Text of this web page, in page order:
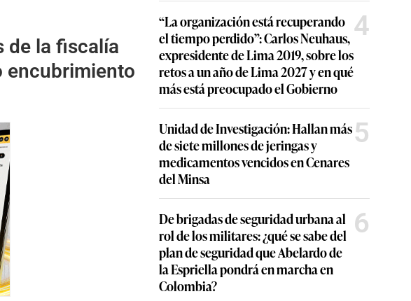
de la fiscalía
encubrimiento
“La organización está recuperando
el tiempo perdido”: Carlos Neuhaus,
expresidente de Lima 2019, sobre los
retos a un año de Lima 2027 y en qué
más está preocupado el Gobierno
4
Unidad de Investigación: Hallan más
de siete millones de jeringas y
medicamentos vencidos en Cenares
del Minsa
5
De brigadas de seguridad urbana al
rol de los militares: ¿qué se sabe del
plan de seguridad que Abelardo de
la Espriella pondrá en marcha en
Colombia?
6